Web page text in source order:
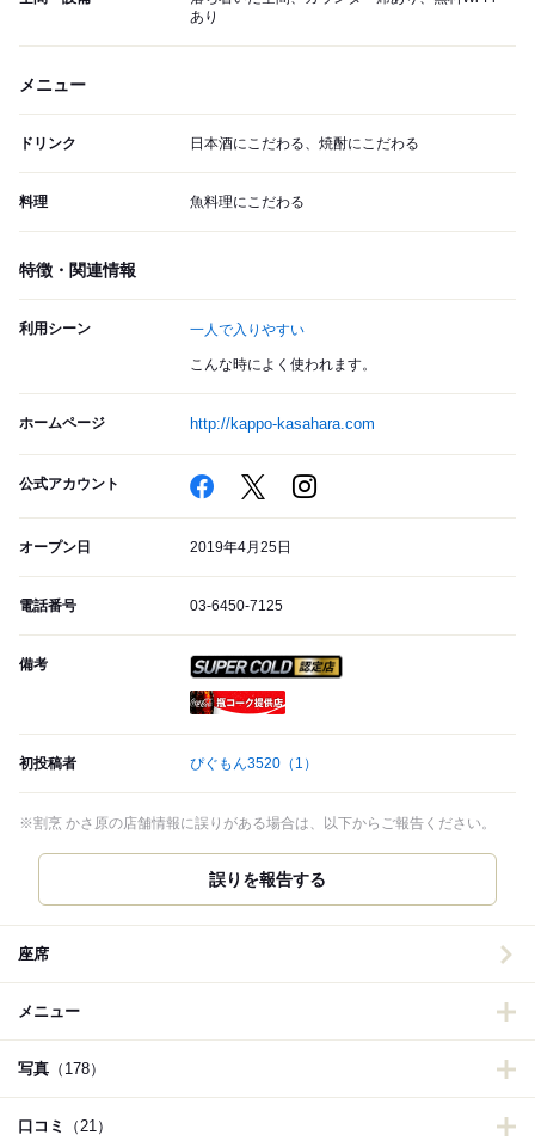
あり
メニュー
ドリンク 日本酒にこだわる、焼酎にこだわる
料理 魚料理にこだわる
特徴・関連情報
利用シーン 一人で入りやすい
こんな時によく使われます。
ホームページ http://kappo-kasahara.com
公式アカウント
オープン日 2019年4月25日
電話番号 03-6450-7125
備考
初投稿者 ぴぐもん3520 （1）
※割烹 かさ原の店舗情報に誤りがある場合は、以下からご報告ください。
誤りを報告する
座席
メニュー
写真 （178）
口コミ （21）